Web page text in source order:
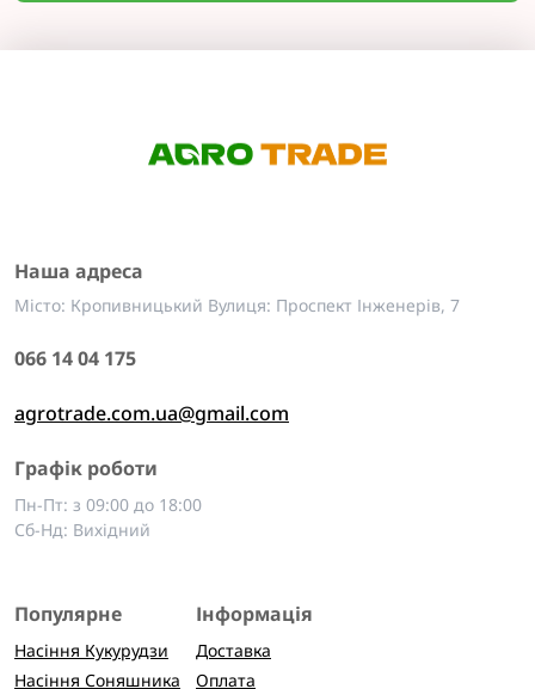
Наша адреса
Місто: Кропивницький Вулиця: Проспект Інженерів, 7
066 14 04 175
agrotrade.com.ua@gmail.com
Графік роботи
Пн-Пт: з 09:00 до 18:00
Сб-Нд: Вихідний
Популярне
Насіння Кукурудзи
Насіння Соняшника
Інформація
Доставка
Оплата